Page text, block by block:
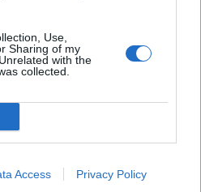
Use,
Sharing of my
with the
collected.
Access Privacy Policy